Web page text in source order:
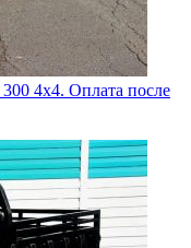
4х4. Оплата после